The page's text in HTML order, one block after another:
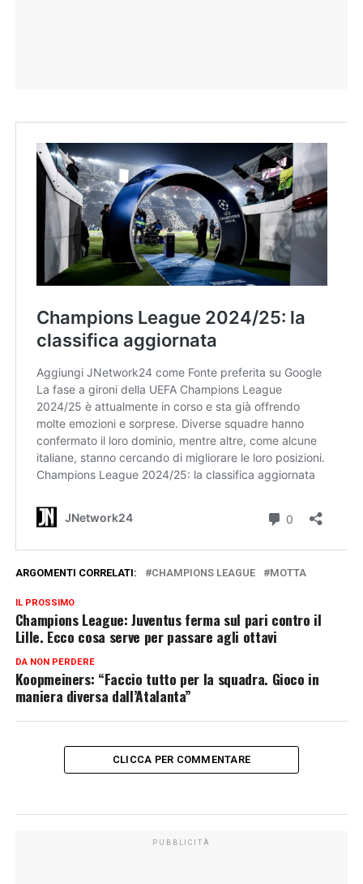
ARGOMENTI CORRELATI: CHAMPIONS LEAGUE MOTTA
IL PROSSIMO
Champions League: Juventus ferma sul pari contro il
Lille. Ecco cosa serve per passare agli ottavi
DA NON PERDERE
Koopmeiners: “Faccio tutto per la squadra. Gioco in
maniera diversa dall’Atalanta”
CLICCA PER COMMENTARE
PUBBLICITÀ